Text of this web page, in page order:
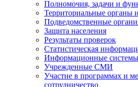
Полномочия, задачи и
Территориальные органы
Подведомственные
Защита населения
Результаты проверок
Статистическая
Информационные системы
Учрежденные СМИ
Участие в программах и
сотрудничество